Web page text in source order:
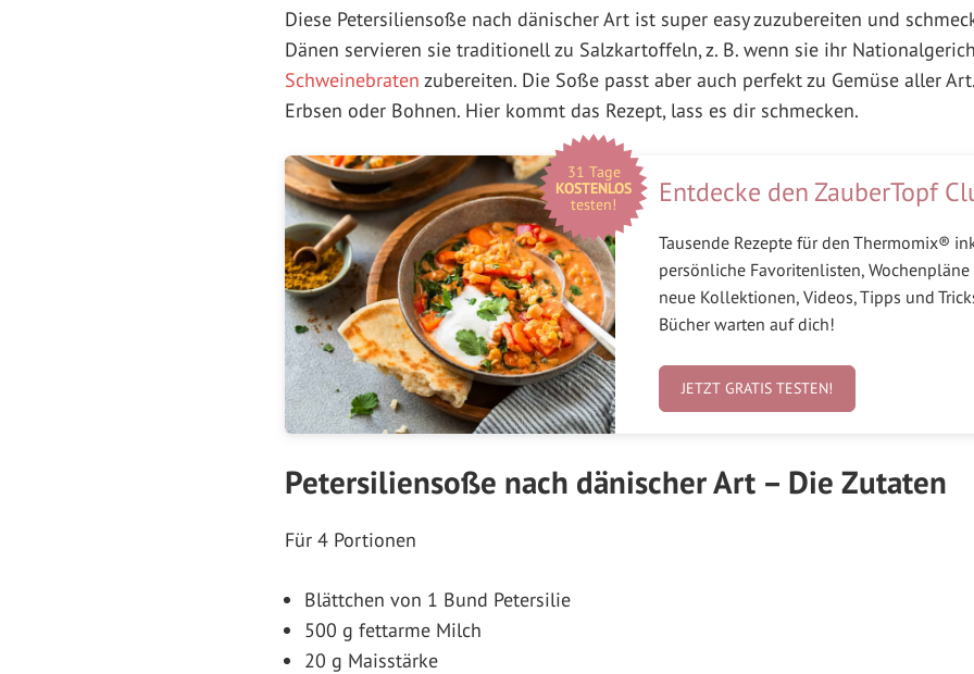
Diese Petersiliensoße nach dänischer Art ist super easy zuzubereiten und
Dänen servieren sie traditionell zu Salzkartoffeln, z. B. wenn sie ihr
Schweinebraten zubereiten. Die Soße passt aber auch perfekt zu Gemüse aller
Erbsen oder Bohnen. Hier kommt das Rezept, lass es dir schmecken.
31 Tage
KOSTENLOS
testen!
Entdecke den ZauberTopf
Tausende Rezepte für den Thermomix®
persönliche Favoritenlisten,
neue Kollektionen, Videos, Tipps und
Bücher warten auf dich!
JETZT GRATIS TESTEN!
Petersiliensoße nach dänischer Art – Die Zutaten
Für 4 Portionen
Blättchen von 1 Bund Petersilie
500 g fettarme Milch
20 g Maisstärke